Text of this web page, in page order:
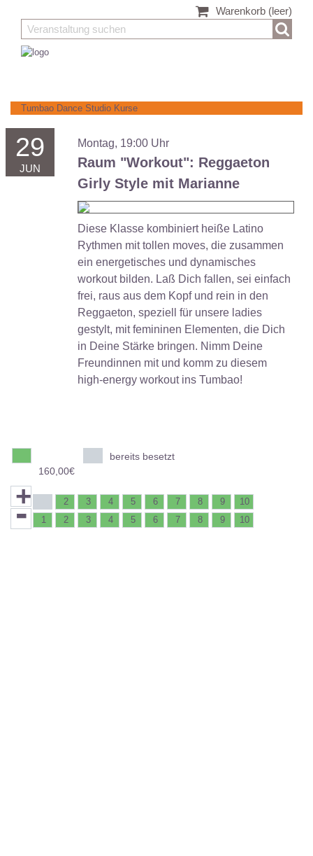
Warenkorb (leer)
Tumbao Dance Studio Kurse
29
JUN
Montag, 19:00 Uhr
Raum "Workout": Reggaeton
Girly Style mit Marianne
Diese Klasse kombiniert heiße Latino
Rythmen mit tollen moves, die zusammen
ein energetisches und dynamisches
workout bilden. Laß Dich fallen, sei einfach
frei, raus aus dem Kopf und rein in den
Reggaeton, speziell für unsere ladies
gestylt, mit femininen Elementen, die Dich
in Deine Stärke bringen. Nimm Deine
Freundinnen mit und komm zu diesem
high-energy workout ins Tumbao!
160,00€
bereits besetzt
+
-